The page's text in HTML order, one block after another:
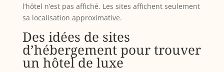
l’hôtel n’est pas affiché. Les sites affichent seulement
sa localisation approximative.
Des idées de sites
d’hébergement pour trouver
un hôtel de luxe